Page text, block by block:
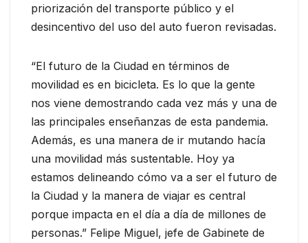
priorización del transporte público y el
desincentivo del uso del auto fueron revisadas.
“El futuro de la Ciudad en términos de
movilidad es en bicicleta. Es lo que la gente
nos viene demostrando cada vez más y una de
las principales enseñanzas de esta pandemia.
Además, es una manera de ir mutando hacía
una movilidad más sustentable. Hoy ya
estamos delineando cómo va a ser el futuro de
la Ciudad y la manera de viajar es central
porque impacta en el día a día de millones de
personas.” Felipe Miguel, jefe de Gabinete de